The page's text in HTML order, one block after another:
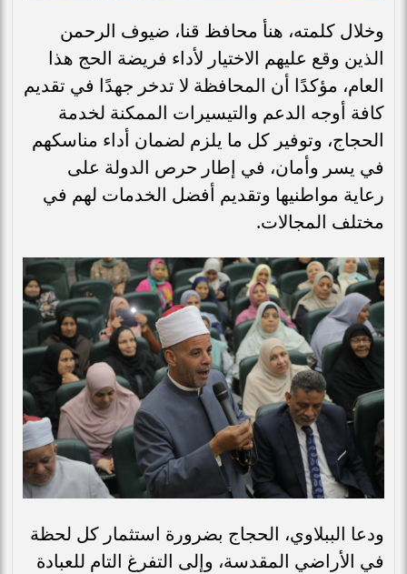
وخلال كلمته، هنأ محافظ قنا، ضيوف الرحمن
الذين وقع عليهم الاختيار لأداء فريضة الحج هذا
العام، مؤكدًا أن المحافظة لا تدخر جهدًا في تقديم
كافة أوجه الدعم والتيسيرات الممكنة لخدمة
الحجاج، وتوفير كل ما يلزم لضمان أداء مناسكهم
في يسر وأمان، في إطار حرص الدولة على
رعاية مواطنيها وتقديم أفضل الخدمات لهم في
مختلف المجالات.
ودعا الببلاوي، الحجاج بضرورة استثمار كل لحظة
في الأراضي المقدسة، وإلى التفرغ التام للعبادة